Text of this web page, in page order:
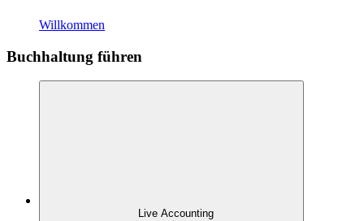
Willkommen
Buchhaltung führen
Live Accounting